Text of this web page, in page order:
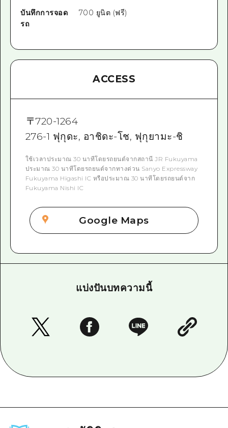
บันทึกการจอด
รถ
700 ยูนิต (ฟรี)
ACCESS
〒720-1264
276-1 ฟุกุดะ, อาชิดะ-โช, ฟุกุยามะ-ชิ
ใช้เวลาประมาณ 30 นาทีโดยรถยนต์จากสถานี JR Fukuyama
ประมาณ 30 นาทีโดยรถยนต์จากทางด่วน Sanyo Expressway
Fukuyama Higashi IC หรือประมาณ 30 นาทีโดยรถยนต์จาก
Fukuyama Nishi IC
Google Maps
แบ่งปันบทความนี้